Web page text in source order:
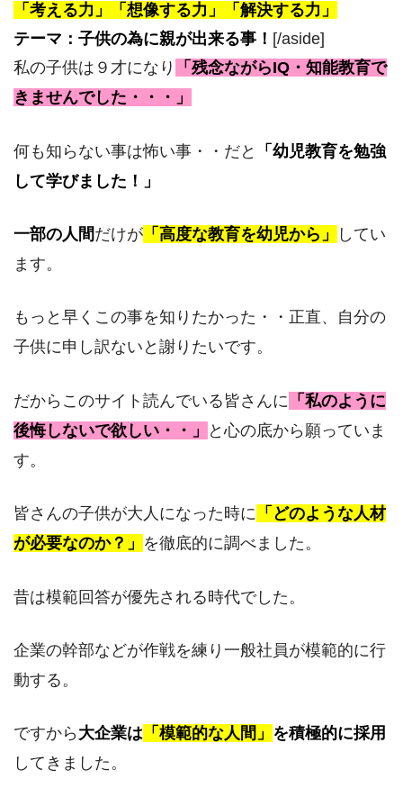
「考える力」「想像する力」「解決する力」
テーマ：子供の為に親が出来る事！ [/aside]
私の子供は９才になり
「残念ながらIQ・知能教育で
きませんでした・・・」
何も知らない事は怖い事・・だと
「幼児教育を勉強
して学びました！」
一部の人間だけが 「高度な教育を幼児から」
してい
ます。
もっと早くこの事を知りたかった・・正直、自分の
子供に申し訳ないと謝りたいです。
だからこのサイト読んでいる皆さんに 「私のように
後悔しないで欲しい・・」
と心の底から願っていま
す。
皆さんの子供が大人になった時に 「どのような人材
が必要なのか？」 を徹底的に調べました。
昔は模範回答が優先される時代でした。
企業の幹部などが作戦を練り一般社員が模範的に行
動する。
ですから 大企業は 「模範的な人間」 を積極的に採用
してきました。